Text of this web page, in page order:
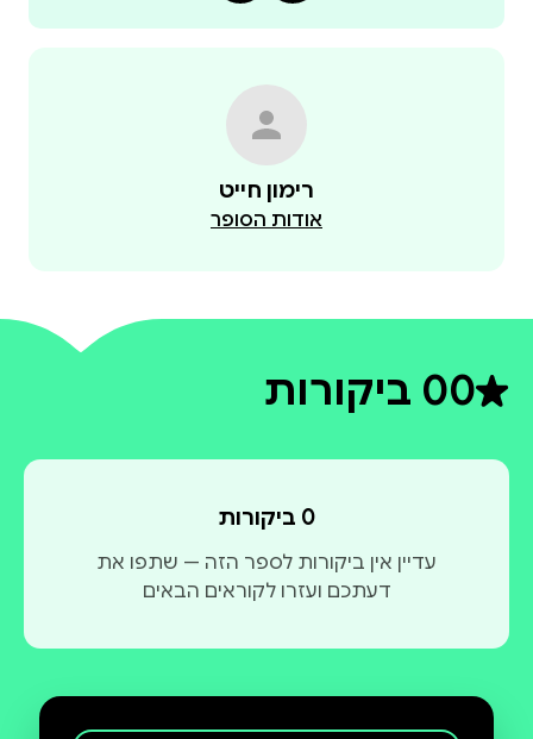
רימון חייט
אודות הסופר
0דירוג ממוצע 0 מתוך 5
0 ביקורות
0 ביקורות
עדיין אין ביקורות לספר הזה — שתפו את
דעתכם ועזרו לקוראים הבאים